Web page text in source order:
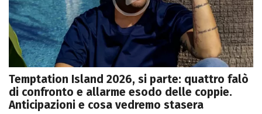
Temptation Island 2026, si parte: quattro falò
di confronto e allarme esodo delle coppie.
Anticipazioni e cosa vedremo stasera